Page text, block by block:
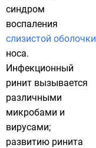
синдром
воспаления
слизистой оболочки
носа.
Инфекционный
ринит вызывается
различными
микробами и
вирусами;
развитию ринита